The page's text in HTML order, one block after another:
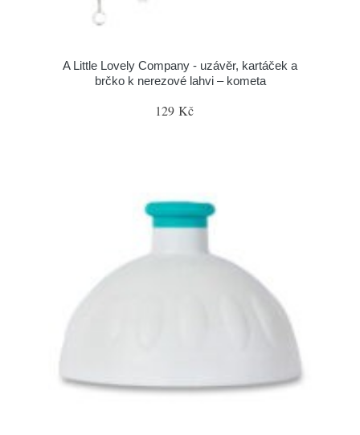
A Little Lovely Company - uzávěr, kartáček a
brčko k nerezové lahvi – kometa
129 Kč